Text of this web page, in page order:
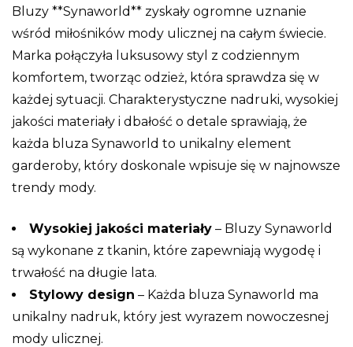
Bluzy **Synaworld** zyskały ogromne uznanie
wśród miłośników mody ulicznej na całym świecie.
Marka połączyła luksusowy styl z codziennym
komfortem, tworząc odzież, która sprawdza się w
każdej sytuacji. Charakterystyczne nadruki, wysokiej
jakości materiały i dbałość o detale sprawiają, że
każda bluza Synaworld to unikalny element
garderoby, który doskonale wpisuje się w najnowsze
trendy mody.
Wysokiej jakości materiały – Bluzy Synaworld
są wykonane z tkanin, które zapewniają wygodę i
trwałość na długie lata.
Stylowy design – Każda bluza Synaworld ma
unikalny nadruk, który jest wyrazem nowoczesnej
mody ulicznej.